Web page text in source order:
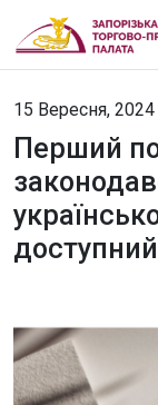
15 Вересня, 2024
Перший